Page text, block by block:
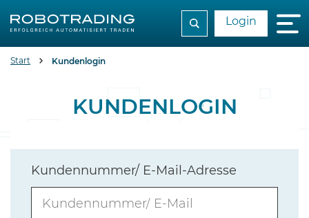
Login
Start Kundenlogin
KUNDENLOGIN
Kundennummer/ E-Mail-Adresse